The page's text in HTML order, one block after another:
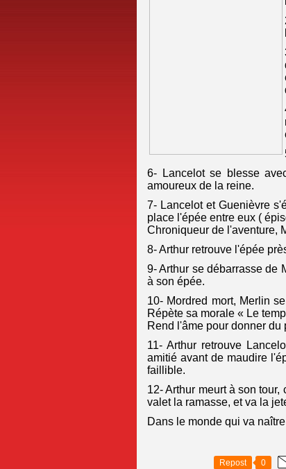
6- Lancelot se blesse
amoureux de la reine.
7- Lancelot et Guenièvre
place l'épée entre eux (
Chroniqueur de l'aventure,
8- Arthur retrouve l'épée
9- Arthur se débarrasse de
à son épée.
10- Mordred mort, Merlin
Répète sa morale « Le
Rend l'âme pour donner du
11- Arthur retrouve
amitié avant de maudire
faillible.
12- Arthur meurt à son
valet la ramasse, et va la
Dans le monde qui va
Repost 0